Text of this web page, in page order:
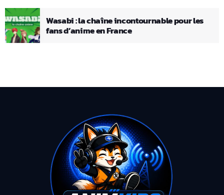
Wasabi : la chaîne incontournable pour les
fans d’anime en France